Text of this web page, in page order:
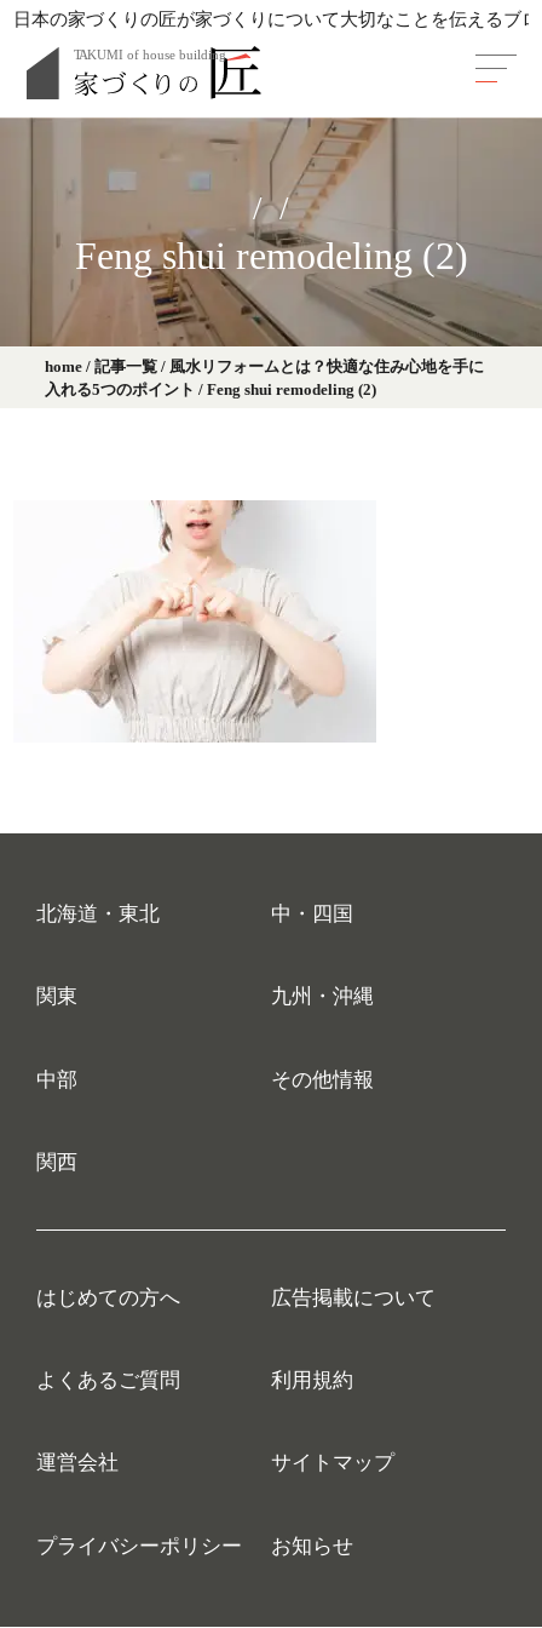
日本の家づくりの匠が家づくりについて大切なことを伝えるブ
Feng shui remodeling (2)
home/ 記事一覧/ 風水リフォームとは？快適な住み心地を手に
入れる5つのポイント / Feng shui remodeling (2)
北海道・東北 中・四国
関東 九州・沖縄
中部 その他情報
関西
はじめての方へ 広告掲載について
よくあるご質問 利用規約
運営会社 サイトマップ
プライバシーポリシー お知らせ